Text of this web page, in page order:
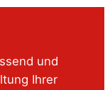
und
Ihrer